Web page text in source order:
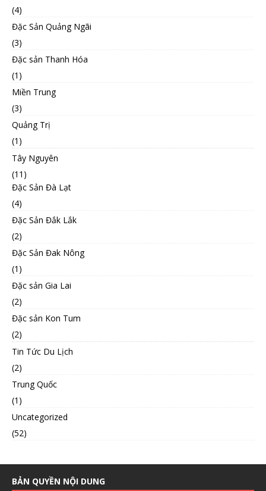
(4)
Đặc Sản Quảng Ngãi
(3)
Đặc sản Thanh Hóa
(1)
Miền Trung
(3)
Quảng Trị
(1)
Tây Nguyên
(11)
Đặc Sản Đà Lạt
(4)
Đặc Sản Đắk Lắk
(2)
Đặc Sản Đak Nông
(1)
Đặc sản Gia Lai
(2)
Đặc sản Kon Tum
(2)
Tin Tức Du Lịch
(2)
Trung Quốc
(1)
Uncategorized
(52)
BẢN QUYỀN NỘI DUNG